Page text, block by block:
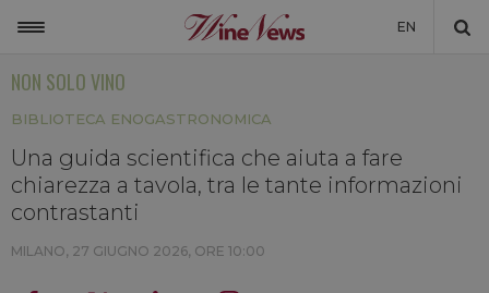
EN
MONDO
NON SOLO VINO
LA CANTINA DI WINENEWS
NON SOLO VINO
BIBLIOTECA ENOGASTRONOMICA
Una guida scientifica che aiuta a fare
chiarezza a tavola, tra le tante informazioni
contrastanti
MILANO, 27 GIUGNO 2026, ORE 10:00